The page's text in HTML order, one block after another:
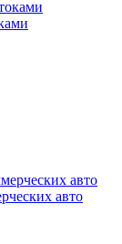
авто